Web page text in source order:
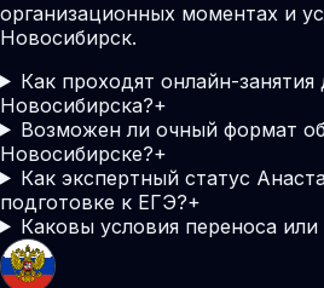
организационных моментах и
Новосибирск.
Как проходят онлайн-занятия
Новосибирска?+
Возможен ли очный формат
Новосибирске?+
Как экспертный статус
подготовке к ЕГЭ?+
Каковы условия переноса